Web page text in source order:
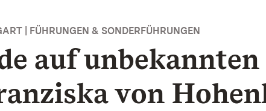
| FÜHRUNGEN & SONDERFÜHRUNGEN
auf unbekannten
von